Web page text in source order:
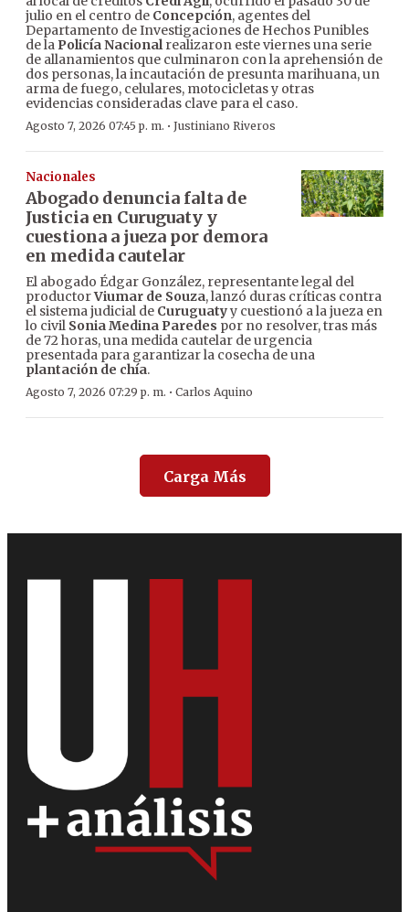
julio en el centro de Concepción, agentes del
Departamento de Investigaciones de Hechos Punibles
de la Policía Nacionalrealizaron este viernes una serie
de allanamientos que culminaron con la aprehensión de
dos personas, la incautación de presunta marihuana, un
arma de fuego, celulares, motocicletas y otras
evidencias consideradas clave para el caso.
Agosto 7, 2026 07:45 p. m. · Justiniano Riveros
Nacionales
Abogado denuncia falta de
Justicia en Curuguaty y
cuestiona a jueza por demora
en medida cautelar
El abogado Édgar González, representante legal del
productorViumar de Souza, lanzó duras críticas contra
el sistema judicial de Curuguatyy cuestionó a la jueza en
lo civil Sonia Medina Paredes por no resolver, tras más
de 72 horas, una medida cautelar de urgencia
presentada para garantizar la cosecha de una
plantación de chía.
Agosto 7, 2026 07:29 p. m. · Carlos Aquino
Carga Más